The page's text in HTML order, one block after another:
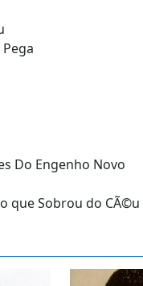
Do Engenho Novo
que Sobrou do